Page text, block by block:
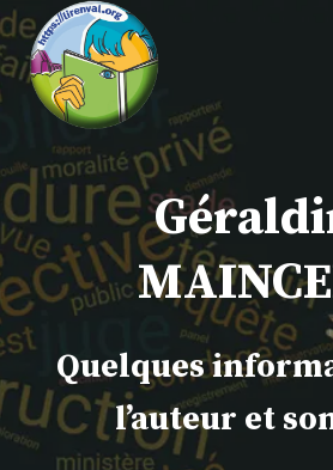
Aller
au
contenu
Quelques
l’auteur et